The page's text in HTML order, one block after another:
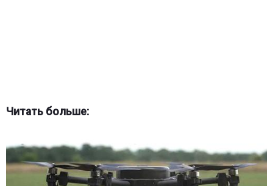
Читать больше: